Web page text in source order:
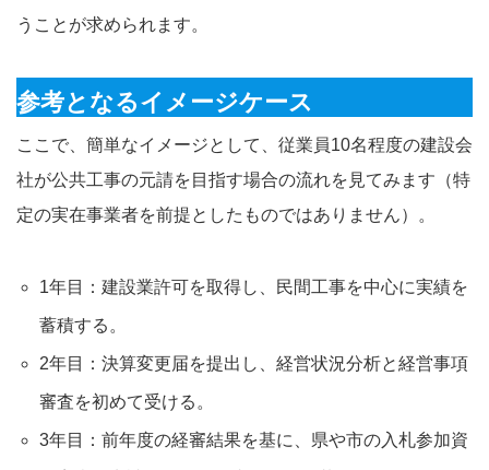
うことが求められます。
参考となるイメージケース
ここで、簡単なイメージとして、従業員10名程度の建設会
社が公共工事の元請を目指す場合の流れを見てみます（特
定の実在事業者を前提としたものではありません）。
1年目：建設業許可を取得し、民間工事を中心に実績を
蓄積する。
2年目：決算変更届を提出し、経営状況分析と経営事項
審査を初めて受ける。
3年目：前年度の経審結果を基に、県や市の入札参加資